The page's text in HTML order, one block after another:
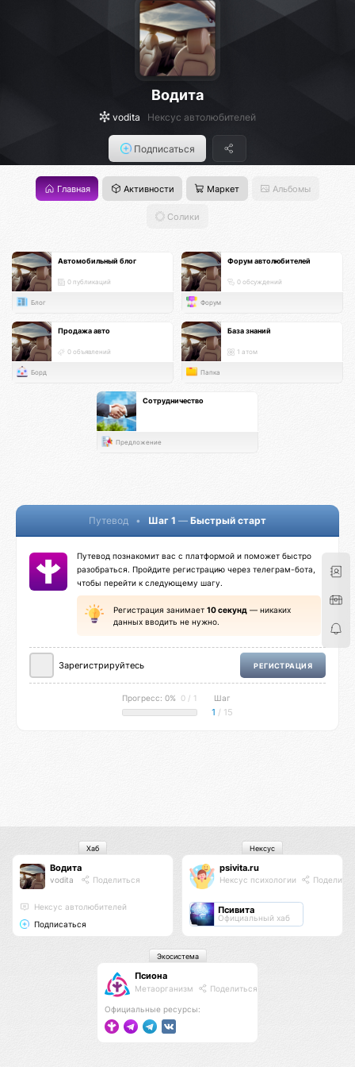
Водита
vodita Нексус автолюбителей
Подписаться
Главная Активности Маркет Альбомы
Солики
Автомобильный блог
0 публикаций
Блог
Форум автолюбителей
0 обсуждений
Форум
Продажа авто
0 объявлений
Борд
База знаний
1 атом
Папка
Сотрудничество
Предложение
Путевод • Шаг 1 — Быстрый старт
Путевод познакомит вас с платформой и поможет быстро
разобраться. Пройдите регистрацию через телеграм-бота,
чтобы перейти к следующему шагу.
Регистрация занимает 10 секунд — никаких
данных вводить не нужно.
Зарегистрируйтесь РЕГИСТРАЦИЯ
Прогресс: 0% 0 / 1 Шаг
1 / 15
Водита
vodita Поделиться
Нексус автолюбителей
Подписаться
Хаб
psivita.ru
Нексус психологии
Псивита
Официальный хаб
Нексус
Псиона
Метаорганизм Поделиться
Официальные ресурсы:
Экосистема